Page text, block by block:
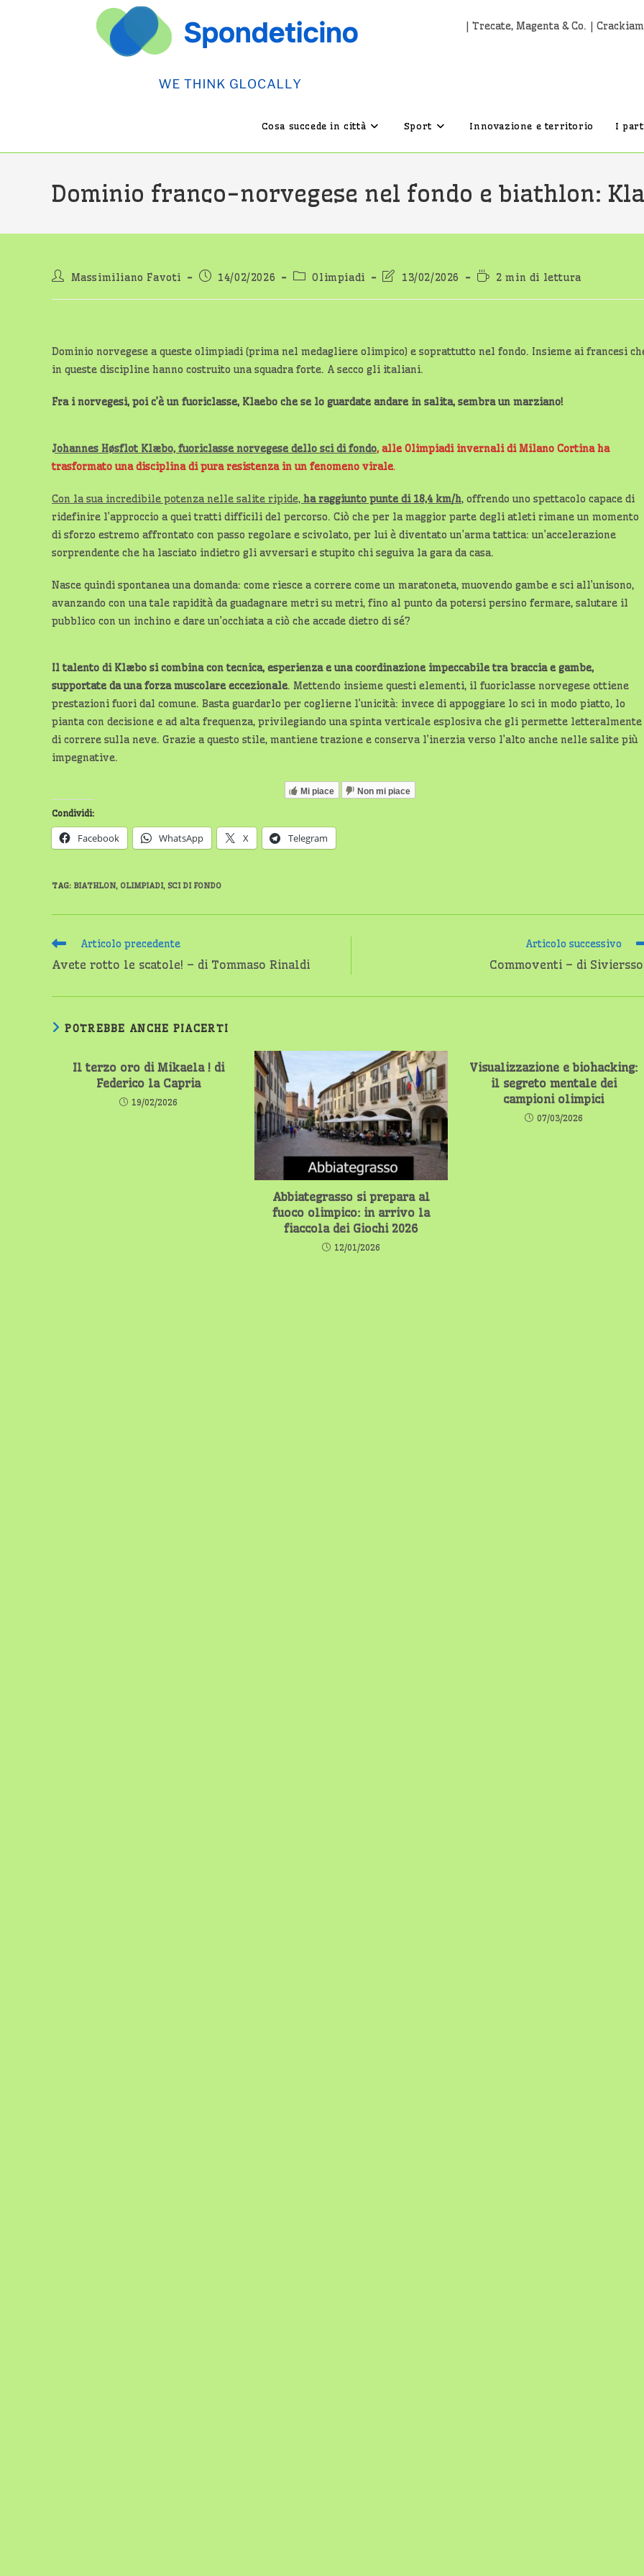
| Trecate, Magenta & Co. |
Cosa succede in città Sport Innovazione e territorio I
Dominio franco-norvegese nel fondo e biathlon:
AutoreMassimiliano Favoti
Articolo
14/02/2026
Categoria
Olimpiadi
Ultima
dell'articolo:
13/02/2026
Tempo
lettura:
2 min di lettura
Dominio norvegese a queste olimpiadi (prima nel medagliere olimpico) e soprattutto nel fondo. Insieme ai francesi
in queste discipline hanno costruito una squadra forte. A secco gli italiani.
Fra i norvegesi, poi c’è un fuoriclasse, Klaebo che se lo guardate andare in salita, sembra un marziano!
Johannes Høsflot Klæbo, fuoriclasse norvegese dello sci di fondo, alle Olimpiadi invernali di Milano Cortina ha
trasformato una disciplina di pura resistenza in un fenomeno virale.
Con la sua incredibile potenza nelle salite ripide, ha raggiunto punte di 18,4 km/h, offrendo uno spettacolo capace di
ridefinire l’approccio a quei tratti difficili del percorso. Ciò che per la maggior parte degli atleti rimane un momento
di sforzo estremo affrontato con passo regolare e scivolato, per lui è diventato un’arma tattica: un’accelerazione
sorprendente che ha lasciato indietro gli avversari e stupito chi seguiva la gara da casa.
Nasce quindi spontanea una domanda: come riesce a correre come un maratoneta, muovendo gambe e sci all’unisono,
avanzando con una tale rapidità da guadagnare metri su metri, fino al punto da potersi persino fermare, salutare il
pubblico con un inchino e dare un’occhiata a ciò che accade dietro di sé?
Il talento di Klæbo si combina con tecnica, esperienza e una coordinazione impeccabile tra braccia e gambe,
supportate da una forza muscolare eccezionale. Mettendo insieme questi elementi, il fuoriclasse norvegese ottiene
prestazioni fuori dal comune. Basta guardarlo per coglierne l’unicità: invece di appoggiare lo sci in modo piatto, lo
pianta con decisione e ad alta frequenza, privilegiando una spinta verticale esplosiva che gli permette letteralmente
di correre sulla neve. Grazie a questo stile, mantiene trazione e conserva l’inerzia verso l’alto anche nelle salite più
impegnative.
Mi piace Non mi piace
Condividi:
Facebook WhatsApp X Telegram
TAG: BIATHLON, OLIMPIADI, SCI DI FONDO
Leggi
articoli
Articolo precedente
Avete rotto le scatole! – di Tommaso Rinaldi
Articolo successivo
Commoventi – di
POTREBBE ANCHE PIACERTI
Il terzo oro di Mikaela ! di
Federico la Capria
19/02/2026
Abbiategrasso si prepara al
fuoco olimpico: in arrivo la
fiaccola dei Giochi 2026
12/01/2026
Visualizzazione e biohacking:
il segreto mentale dei
campioni olimpici
07/03/2026